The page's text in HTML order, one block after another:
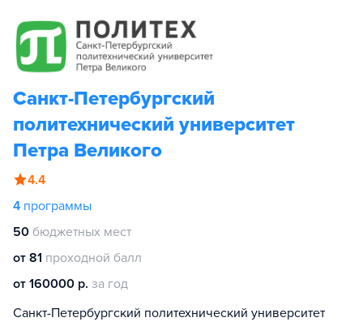
Санкт-Петербургский
политехнический университет
Петра Великого
4.4
4 программы
50 бюджетных мест
от 81 проходной балл
от 160000 р. за год
Санкт-Петербургский политехнический университет